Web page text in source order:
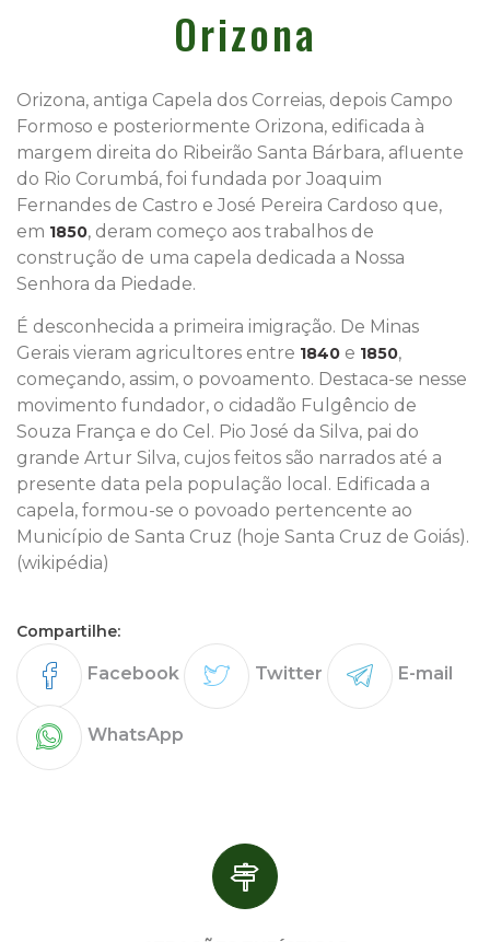
Orizona
Orizona, antiga Capela dos Correias, depois Campo
Formoso e posteriormente Orizona, edificada à
margem direita do Ribeirão Santa Bárbara, afluente
do Rio Corumbá, foi fundada por Joaquim
Fernandes de Castro e José Pereira Cardoso que,
em 1850, deram começo aos trabalhos de
construção de uma capela dedicada a Nossa
Senhora da Piedade.
É desconhecida a primeira imigração. De Minas
Gerais vieram agricultores entre 1840 e 1850,
começando, assim, o povoamento. Destaca-se nesse
movimento fundador, o cidadão Fulgêncio de
Souza França e do Cel. Pio José da Silva, pai do
grande Artur Silva, cujos feitos são narrados até a
presente data pela população local. Edificada a
capela, formou-se o povoado pertencente ao
Município de Santa Cruz (hoje Santa Cruz de Goiás).
(wikipédia)
Compartilhe:
Facebook Twitter E-mail
WhatsApp